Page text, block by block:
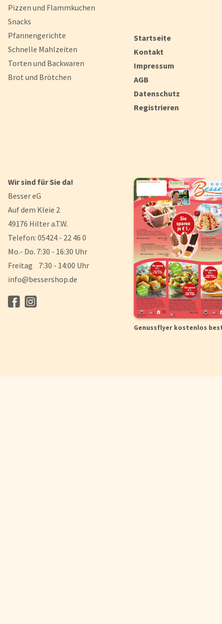
Pizzen und Flammkuchen
Snacks
Pfannengerichte
Schnelle Mahlzeiten
Torten und Backwaren
Brot und Brötchen
Startseite
Kontakt
Impressum
AGB
Datenschutz
Registrieren
Wir sind für Sie da!
Besser eG
Auf dem Kleie 2
49176 Hilter a.T.W.
Telefon: 05424 - 22 46 0
Mo.- Do. 7:30 - 16:30 Uhr
Freitag 7:30 - 14:00 Uhr
info@bessershop.de
Genussflyer kostenlos